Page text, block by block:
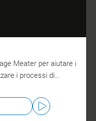
Meater per aiutare i
i processi di…